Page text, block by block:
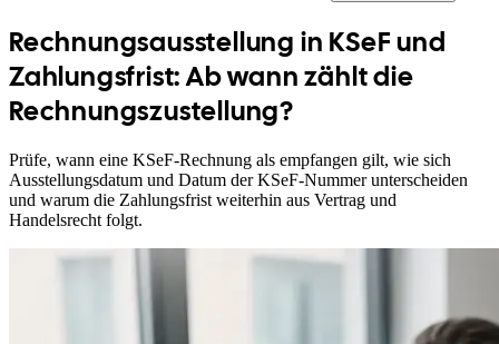
Rechnungsausstellung in KSeF und
Zahlungsfrist: Ab wann zählt die
Rechnungszustellung?
Prüfe, wann eine KSeF-Rechnung als empfangen gilt, wie sich
Ausstellungsdatum und Datum der KSeF-Nummer unterscheiden
und warum die Zahlungsfrist weiterhin aus Vertrag und
Handelsrecht folgt.